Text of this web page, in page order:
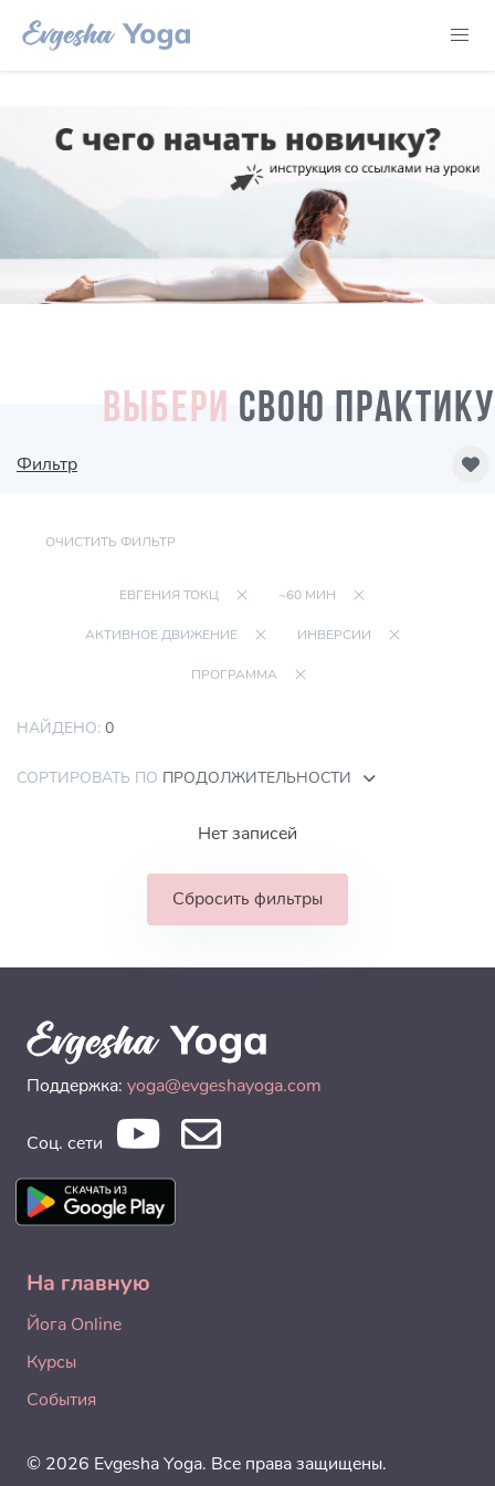
ВЫБЕРИ СВОЮ ПРАКТИКУ
Фильтр
ОЧИСТИТЬ ФИЛЬТР
ЕВГЕНИЯ ТОКЦ ~60 МИН
АКТИВНОЕ ДВИЖЕНИЕ ИНВЕРСИИ
ПРОГРАММА
НАЙДЕНО: 0
СОРТИРОВАТЬ ПО ПРОДОЛЖИТЕЛЬНОСТИ
Нет записей
Сбросить фильтры
Поддержка: yoga@evgeshayoga.com
Соц. сети
На главную
Йога Online
Курсы
События
© 2026 Evgesha Yoga. Все права защищены.